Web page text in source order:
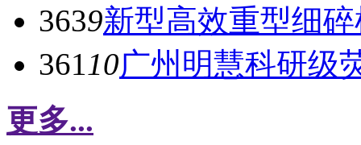
3639新型高效重型细
36110广州明慧科研级
更多...